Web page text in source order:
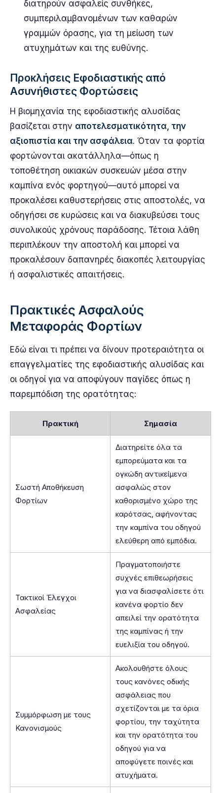
διατηρούν ασφαλείς συνθήκες,
συμπεριλαμβανομένων των καθαρών
γραμμών όρασης, για τη μείωση των
ατυχημάτων και της ευθύνης.
Προκλήσεις Εφοδιαστικής από
Ασυνήθιστες Φορτώσεις
Η βιομηχανία της εφοδιαστικής αλυσίδας
βασίζεται στην αποτελεσματικότητα, την
αξιοπιστία και την ασφάλεια. Όταν τα φορτία
φορτώνονται ακατάλληλα—όπως η
τοποθέτηση οικιακών συσκευών μέσα στην
καμπίνα ενός φορτηγού—αυτό μπορεί να
προκαλέσει καθυστερήσεις στις αποστολές, να
οδηγήσει σε κυρώσεις και να διακυβεύσει τους
συνολικούς χρόνους παράδοσης. Τέτοια λάθη
περιπλέκουν την αποστολή και μπορεί να
προκαλέσουν δαπανηρές διακοπές λειτουργίας
ή ασφαλιστικές απαιτήσεις.
Πρακτικές Ασφαλούς
Μεταφοράς Φορτίων
Εδώ είναι τι πρέπει να δίνουν προτεραιότητα οι
επαγγελματίες της εφοδιαστικής αλυσίδας και
οι οδηγοί για να αποφύγουν παγίδες όπως η
παρεμπόδιση της ορατότητας:
Πρακτική Σημασία
Σωστή Αποθήκευση
Φορτίων
Διατηρείτε όλα τα
εμπορεύματα και τα
ογκώδη αντικείμενα
ασφαλώς στον
καθορισμένο χώρο της
καρότσας, αφήνοντας
την καμπίνα του οδηγού
ελεύθερη από εμπόδια.
Τακτικοί Έλεγχοι
Ασφαλείας
Πραγματοποιήστε
συχνές επιθεωρήσεις
για να διασφαλίσετε ότι
κανένα φορτίο δεν
απειλεί την ορατότητα
της καμπίνας ή την
ευελιξία του οδηγού.
Συμμόρφωση με τους
Κανονισμούς
Ακολουθήστε όλους
τους κανόνες οδικής
ασφάλειας που
σχετίζονται με τα όρια
φορτίου, την ταχύτητα
και την ορατότητα του
οδηγού για να
αποφύγετε ποινές και
ατυχήματα.